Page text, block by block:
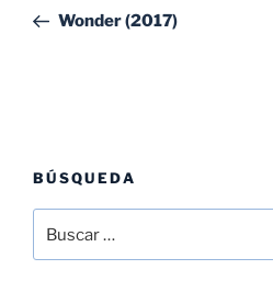
entradas
anterior:
Wonder (2017)
BÚSQUEDA
por: